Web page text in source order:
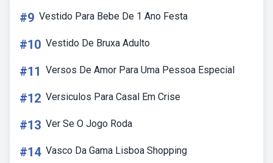
#9 Vestido Para Bebe De 1 Ano Festa
#10 Vestido De Bruxa Adulto
#11 Versos De Amor Para Uma Pessoa Especial
#12 Versiculos Para Casal Em Crise
#13 Ver Se O Jogo Roda
#14 Vasco Da Gama Lisboa Shopping